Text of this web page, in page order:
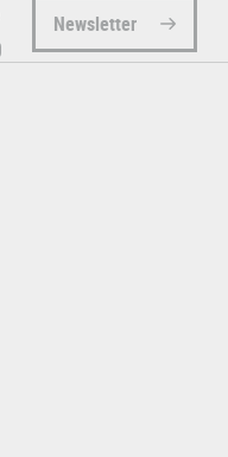
Newsletter